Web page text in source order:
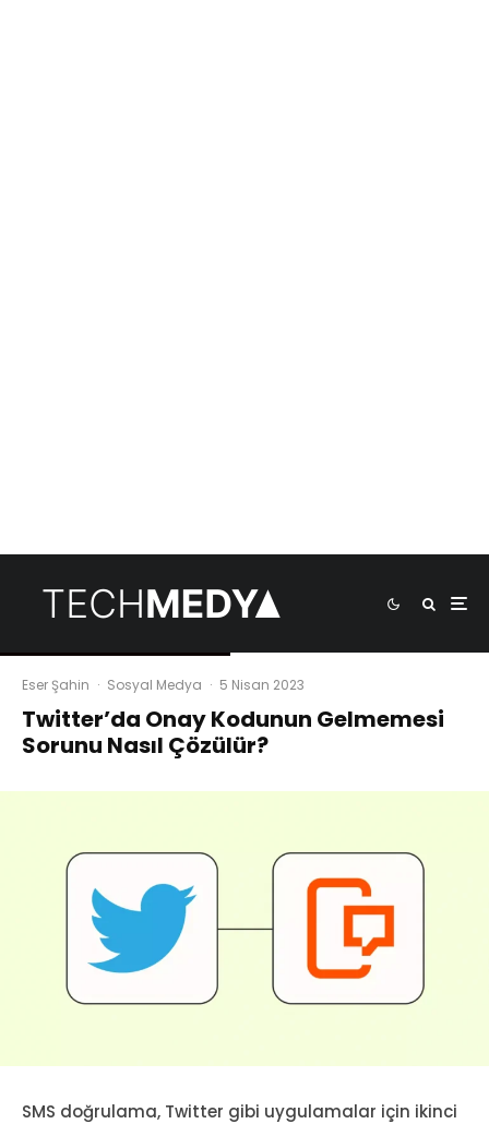
Eser Şahin · Sosyal Medya · 5 Nisan 2023
Twitter’da Onay Kodunun Gelmemesi
Sorunu Nasıl Çözülür?
SMS doğrulama, Twitter gibi uygulamalar için ikinci